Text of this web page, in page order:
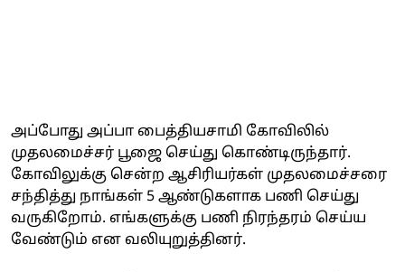
அப்போது அப்பா பைத்தியசாமி கோவிலில்
முதலமைச்சர் பூஜை செய்து கொண்டிருந்தார்.
கோவிலுக்கு சென்ற ஆசிரியர்கள் முதலமைச்சரை
சந்தித்து நாங்கள் 5 ஆண்டுகளாக பணி செய்து
வருகிறோம். எங்களுக்கு பணி நிரந்தரம் செய்ய
வேண்டும் என வலியுறுத்தினர்.